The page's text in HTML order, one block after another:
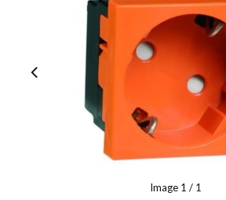
Image 1 / 1